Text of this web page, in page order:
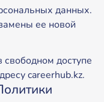
данных.
ее новой
доступе
careerhub.kz.